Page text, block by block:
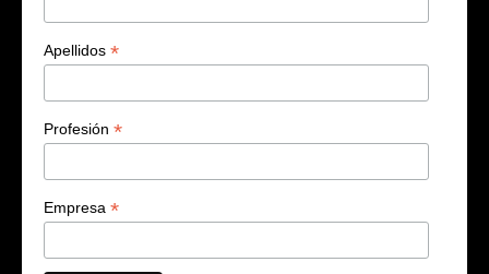
Apellidos *
Profesión *
Empresa *